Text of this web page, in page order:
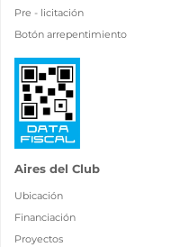
Pre - licitación
Botón arrepentimiento
Aires del Club
Ubicación
Financiación
Proyectos